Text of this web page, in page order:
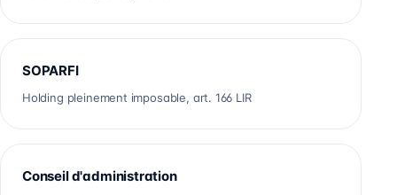
SOPARFI
Holding pleinement imposable, art. 166 LIR
Conseil d'administration